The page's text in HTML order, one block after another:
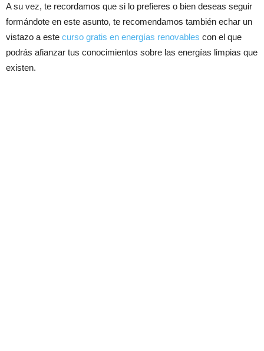
A su vez, te recordamos que si lo prefieres o bien deseas seguir
formándote en este asunto, te recomendamos también echar un
vistazo a este curso gratis en energías renovables con el que
podrás afianzar tus conocimientos sobre las energías limpias que
existen.